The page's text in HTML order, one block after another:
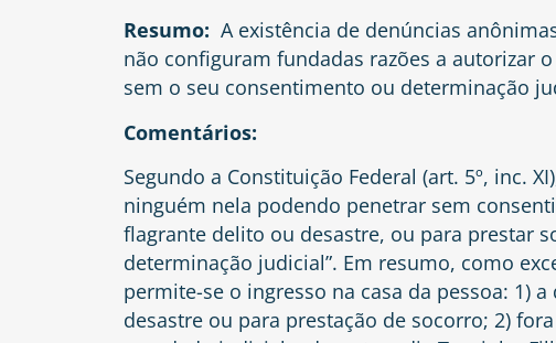
Resumo: A existência de denúncias
não configuram fundadas razões a autorizar
sem o seu consentimento ou determinação
Comentários:
Segundo a Constituição Federal (art. 5º, inc.
ninguém nela podendo penetrar sem
flagrante delito ou desastre, ou para prestar
determinação judicial”. Em resumo, como
permite-se o ingresso na casa da pessoa: 1)
desastre ou para prestação de socorro; 2)